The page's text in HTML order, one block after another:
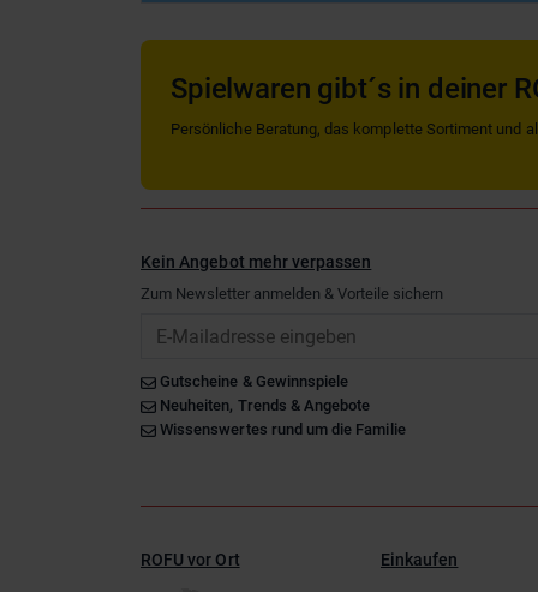
Spielwaren gibt´s in deiner
Persönliche Beratung, das komplette Sortiment und
Kein Angebot mehr verpassen
Zum Newsletter anmelden & Vorteile sichern
Gutscheine & Gewinnspiele
Neuheiten, Trends & Angebote
Wissenswertes rund um die Familie
ROFU vor Ort Einkaufen